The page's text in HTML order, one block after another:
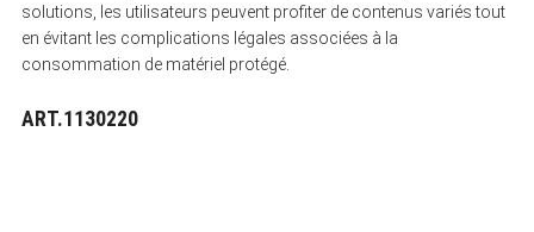
solutions, les utilisateurs peuvent profiter de contenus variés tout
en évitant les complications légales associées à la
consommation de matériel protégé.
ART.1130220